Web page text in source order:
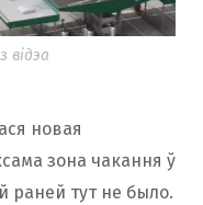
новая
зона чакання ў
раней тут не было.